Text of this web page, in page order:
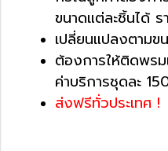
ขนาดแต่ละชิ้นได้ ร
เปลี่ยนแปลงตามข
ต้องการให้ติดพร
ค่าบริการชุดละ
ส่งฟรีทั่วประเทศ !